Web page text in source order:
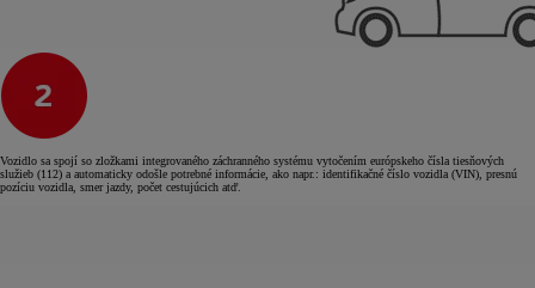
Vozidlo sa spojí so zložkami integrovaného záchranného systému vytočením európskeho čísla tiesňových
služieb (112) a automaticky odošle potrebné informácie, ako napr.: identifikačné číslo vozidla (VIN), presnú
pozíciu vozidla, smer jazdy, počet cestujúcich atď.